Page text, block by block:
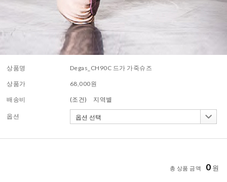
상품명 Degas_CH90C 드가 가죽슈즈
상품가 68,000원
배송비 (조건) 지역별
옵션
총 상품 금액 0 원